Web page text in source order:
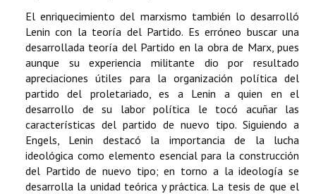
El enriquecimiento del marxismo también lo desarrolló
Lenin con la teoría del Partido. Es erróneo buscar una
desarrollada teoría del Partido en la obra de Marx, pues
aunque su experiencia militante dio por resultado
apreciaciones útiles para la organización política del
partido del proletariado, es a Lenin a quien en el
desarrollo de su labor política le tocó acuñar las
características del partido de nuevo tipo. Siguiendo a
Engels, Lenin destacó la importancia de la lucha
ideológica como elemento esencial para la construcción
del Partido de nuevo tipo; en torno a la ideología se
desarrolla la unidad teórica y práctica. La tesis de que el